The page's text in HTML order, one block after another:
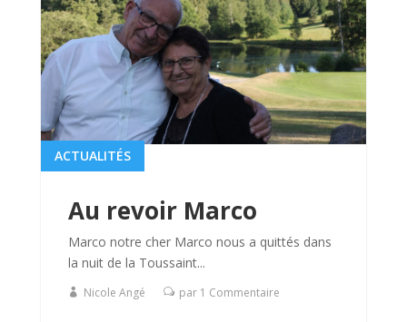
Au revoir Marco
ACTUALITÉS
Marco notre cher Marco nous a quittés dans
la nuit de la Toussaint...
Nicole Angé par 1 Commentaire